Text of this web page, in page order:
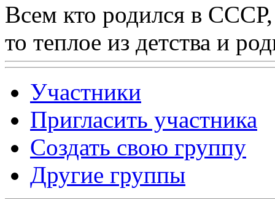
Всем кто родился в
то теплое из детства и
Участники
Пригласить участника
Создать свою группу
Другие группы